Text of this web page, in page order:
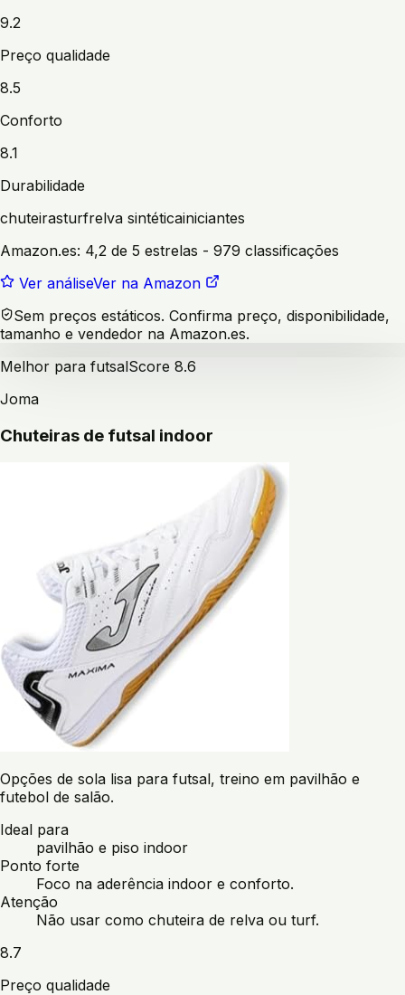
9.2
Preço qualidade
8.5
Conforto
8.1
Durabilidade
chuteirasturfrelva sintéticainiciantes
Amazon.es: 4,2 de 5 estrelas - 979 classificações
Ver análiseVer na Amazon
Sem preços estáticos. Confirma preço, disponibilidade,
tamanho e vendedor na Amazon.es.
Melhor para futsalScore 8.6
Joma
Chuteiras de futsal indoor
Opções de sola lisa para futsal, treino em pavilhão e
futebol de salão.
Ideal para
pavilhão e piso indoor
Ponto forte
Foco na aderência indoor e conforto.
Atenção
Não usar como chuteira de relva ou turf.
8.7
Preço qualidade